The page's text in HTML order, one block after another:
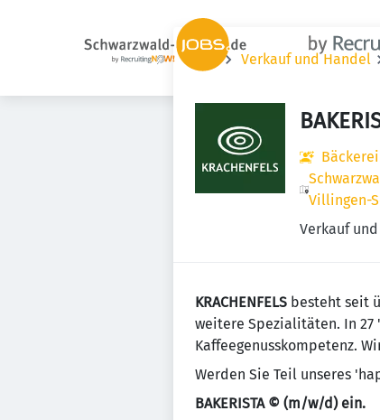
Verkauf und Handel
Bäckerei
Villingen-
Verkauf
KRACHENFELS besteht seit
weitere Spezialitäten. In 27
Kaffeegenusskompetenz.
Werden Sie Teil unseres
BAKERISTA © (m/w/d) ein.